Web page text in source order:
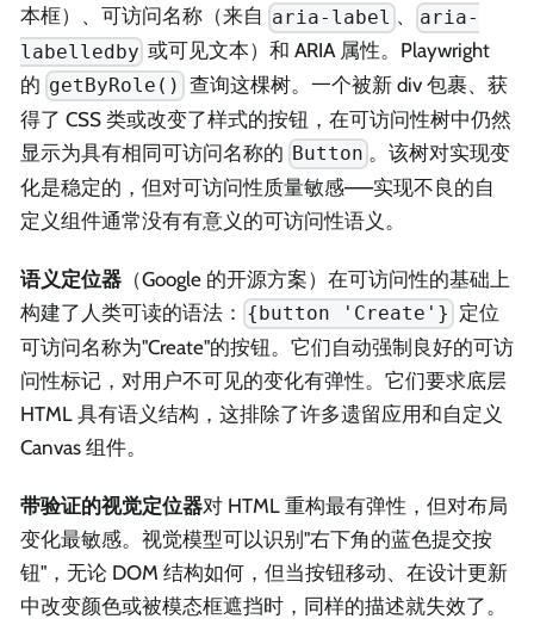
本框）、可访问名称（来自 aria-label 、
aria-
labelledby 或可见文本）和 ARIA 属性。Playwright
的 getByRole() 查询这棵树。一个被新 div 包裹、获
得了 CSS 类或改变了样式的按钮，在可访问性树中仍然
显示为具有相同可访问名称的 Button 。该树对实现变
化是稳定的，但对可访问性质量敏感——实现不良的自
定义组件通常没有有意义的可访问性语义。
语义定位器 （Google 的开源方案）在可访问性的基础上
构建了人类可读的语法： {button 'Create'} 定位
可访问名称为"Create"的按钮。它们自动强制良好的可访
问性标记，对用户不可见的变化有弹性。它们要求底层
HTML 具有语义结构，这排除了许多遗留应用和自定义
Canvas 组件。
带验证的视觉定位器对 HTML 重构最有弹性，但对布局
变化最敏感。视觉模型可以识别"右下角的蓝色提交按
钮"，无论 DOM 结构如何，但当按钮移动、在设计更新
中改变颜色或被模态框遮挡时，同样的描述就失效了。